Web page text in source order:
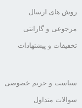
روش های ارسال
مرجوعی و گارانتی
تخفیفات و پیشنهادات
سیاست و حریم خصوصی
سوالات متداول